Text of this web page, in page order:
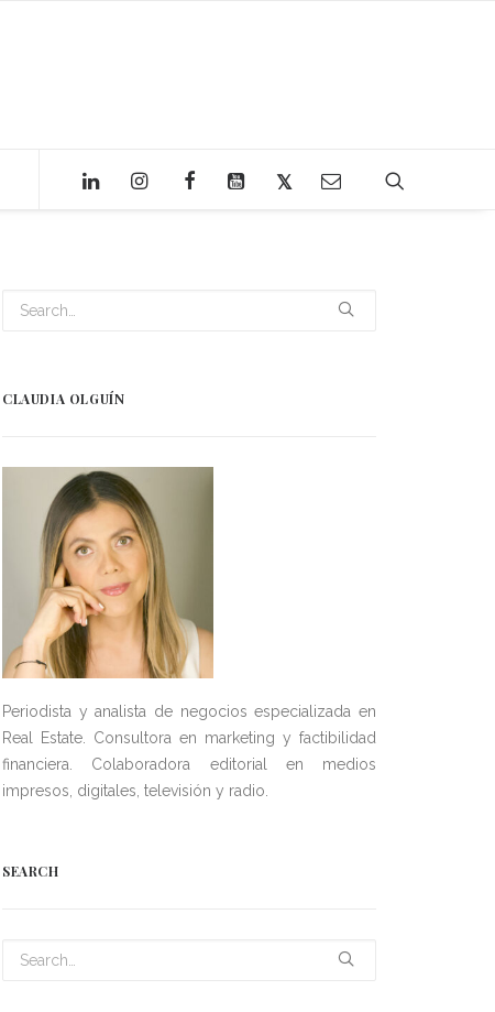
CLAUDIA OLGUÍN
Periodista y analista de negocios especializada en
Real Estate. Consultora en marketing y factibilidad
financiera. Colaboradora editorial en medios
impresos, digitales, televisión y radio.
SEARCH